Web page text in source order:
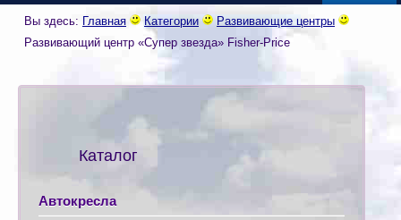
Вы здесь: Главная Категории
Развивающие центры
Развивающий центр «Супер звезда» Fisher-Price
Каталог
Автокресла